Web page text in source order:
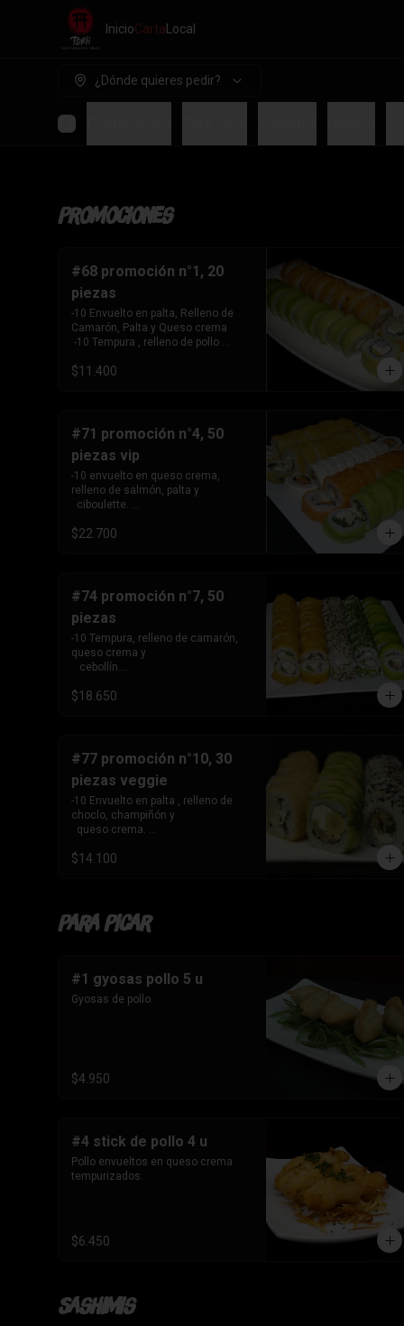
InicioCarta Local
¿Dónde quieres pedir?
Promociones
#68 promoción n°1, 20
piezas
-10 Envuelto en palta, Relleno de
Camarón, Palta y Queso crema
-10 Tempura , relleno de pollo
$11.400
#71 promoción n°4, 50
piezas vip
-10 envuelto en queso crema,
relleno de salmón, palta y
  ciboulette.
pollo apanado, queso
10- tempura, relleno de camarón
queso crema y cebollín. -10
envuelto en salmon, relleno de
salmon camarón y
  queso crema.
$22.700
#74 promoción n°7, 50
piezas
-10 Tempura, relleno de camarón,
queso crema y
   cebollín.
queso crema y cebollín.
-10 envuelto en sesamo, relleno de
pollo , queso crema y
   cebollín.
-10 envuelto en ciboulette, relleno
de kanikama, queso
   crema y cebollín.
$18.650
#77 promoción n°10, 30
piezas veggie
-10 Envuelto en palta , relleno de
choclo, champiñón y
  queso crema.
champiñón , queso
$14.100
Para Picar
#1 gyosas pollo 5 u
Gyosas de pollo.
$4.950
#4 stick de pollo 4 u
Pollo envueltos en queso crema
tempurizados.
$6.450
Sashimis